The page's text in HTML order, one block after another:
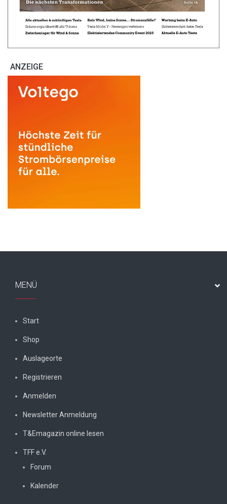
ANZEIGE
MENÜ
Start
Shop
Auslageorte
Registrieren
Anmelden
Newsletter Anmeldung
T&Emagazin online lesen
TFF e.V.
Forum
Kalender